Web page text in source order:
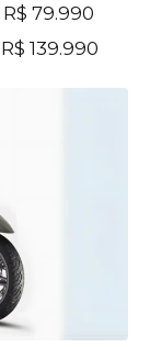
R$ 79.990
R$ 139.990